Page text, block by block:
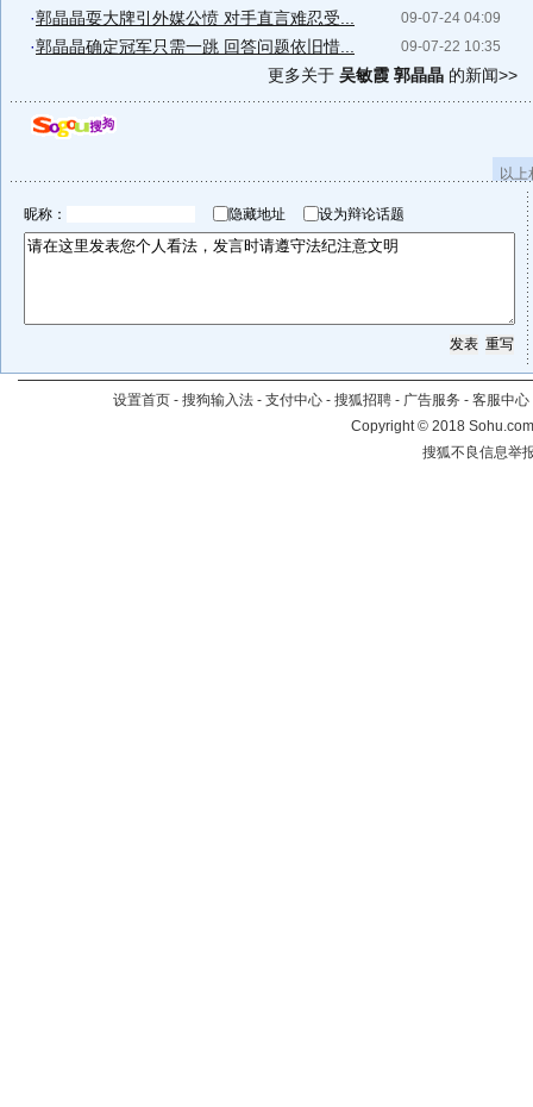
09-07-24 04:09
·郭晶晶耍大牌引外媒公愤 对手直言难忍受...
09-07-22 10:35
·郭晶晶确定冠军只需一跳 回答问题依旧惜...
更多关于 吴敏霞 郭晶晶 的新闻>>
以
昵称： 隐藏地址 设为辩论话题
设置首页 - 搜狗输入法 - 支付中心 - 搜狐招聘 - 广告服务 - 客服中心
Copyright©2018
搜狐不良信息举